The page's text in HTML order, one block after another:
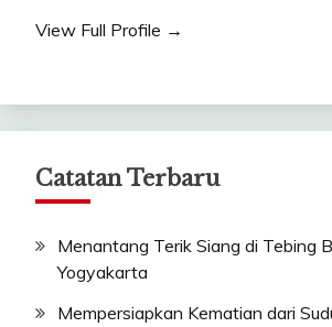
View Full Profile →
Catatan Terbaru
Menantang Terik Siang di Tebing
Yogyakarta
Mempersiapkan Kematian dari